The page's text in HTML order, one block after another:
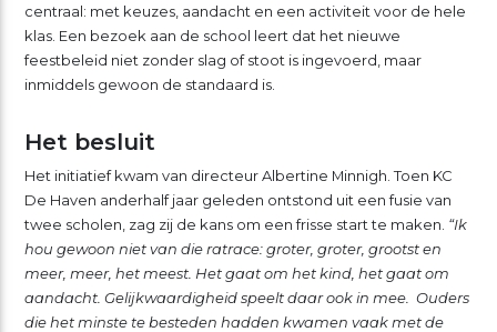
centraal: met keuzes, aandacht en een activiteit voor de hele
klas. Een bezoek aan de school leert dat het nieuwe
feestbeleid niet zonder slag of stoot is ingevoerd, maar
inmiddels gewoon de standaard is.
Het besluit
Het initiatief kwam van directeur Albertine Minnigh. Toen KC
De Haven anderhalf jaar geleden ontstond uit een fusie van
twee scholen, zag zij de kans om een frisse start te maken. “Ik
hou gewoon niet van die ratrace: groter, groter, grootst en
meer, meer, het meest. Het gaat om het kind, het gaat om
aandacht. Gelijkwaardigheid speelt daar ook in mee. Ouders
die het minste te besteden hadden kwamen vaak met de